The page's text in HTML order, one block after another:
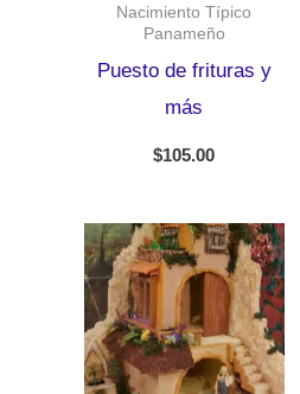
Nacimiento Típico
Panameño
Puesto de frituras y
más
$105.00